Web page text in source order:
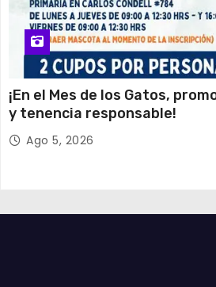
¡En el Mes de los Gatos,
y tenencia responsable!
Ago 5, 2026